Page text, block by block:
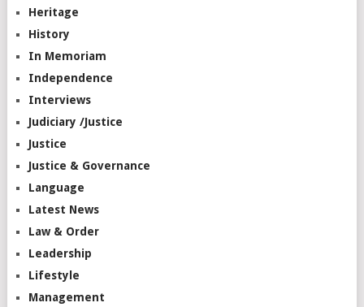
Heritage
History
In Memoriam
Independence
Interviews
Judiciary /Justice
Justice
Justice & Governance
Language
Latest News
Law & Order
Leadership
Lifestyle
Management